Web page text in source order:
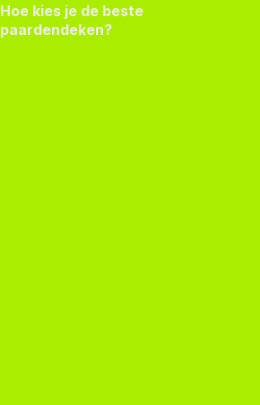
Hoe kies je de beste
paardendeken?